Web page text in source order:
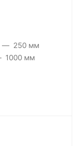
250 мм
1000 мм